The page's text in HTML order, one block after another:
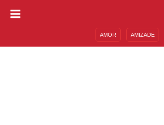
AMOR AMIZADE